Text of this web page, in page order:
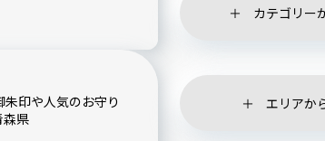
朱印や人気のお守り
森県
カテゴリー
エリアか